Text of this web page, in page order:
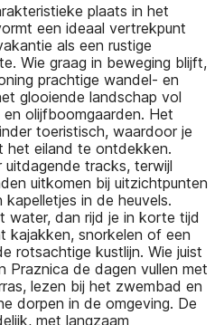
plaats in het
een ideaal vertrekpunt
als een rustige
Wie graag in beweging blijft,
prachtige wandel- en
glooiende landschap vol
olijfboomgaarden. Het
toeristisch, waardoor je
het eiland te ontdekken.
tracks, terwijl
uitkomen bij uitzichtpunten
in de heuvels.
water, dan rijd je in korte tijd
kajakken, snorkelen of een
rotsachtige kustlijn. Wie juist
Praznica de dagen vullen met
lezen bij het zwembad en
dorpen in de omgeving. De
met langzaam